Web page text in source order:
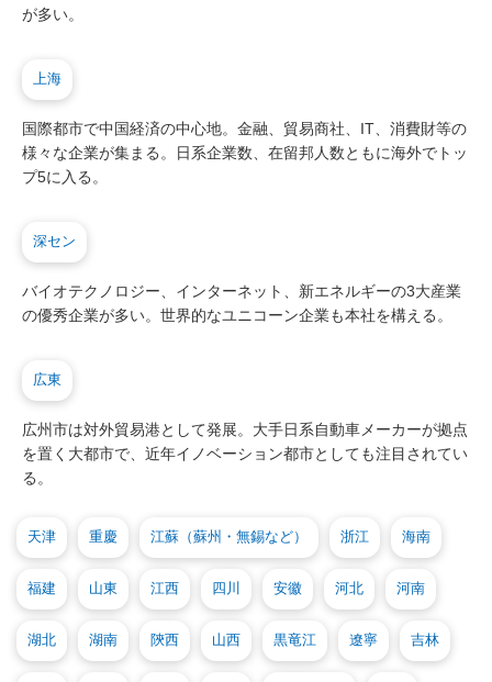
が多い。
上海
国際都市で中国経済の中心地。金融、貿易商社、IT、消費財等の
様々な企業が集まる。日系企業数、在留邦人数ともに海外でトッ
プ5に入る。
深セン
バイオテクノロジー、インターネット、新エネルギーの3大産業
の優秀企業が多い。世界的なユニコーン企業も本社を構える。
広東
広州市は対外貿易港として発展。大手日系自動車メーカーが拠点
を置く大都市で、近年イノベーション都市としても注目されてい
る。
天津 重慶 江蘇（蘇州・無錫など） 浙江 海南
福建 山東 江西 四川 安徽 河北 河南
湖北 湖南 陝西 山西 黒竜江 遼寧 吉林